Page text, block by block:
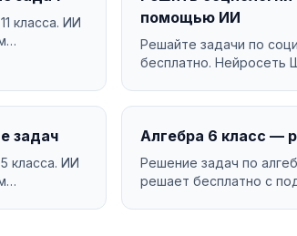
класса. ИИ
помощью ИИ
Решайте задачи по
бесплатно. Нейросеть
задач
класса. ИИ
Алгебра 6 класс —
Решение задач по
решает бесплатно с